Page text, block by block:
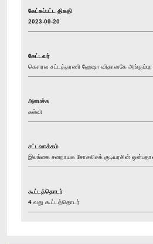
கேட்கப்பட்ட திகதி
2023-09-20
கேட்டவர்
கௌரவ சட்டத்தரணி ஹேஷா விதானகே அங்கும்புர
அமைச்சு
கல்வி
சட்டவாக்கம்
இலங்கை சனநாயக சோசலிசக் குடியரசின்
கூட்டத்தொடர்
4 வது கூட்டத்தொடர்